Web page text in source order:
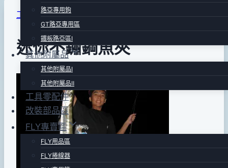
路亞專用鉤
GT路亞專用區
鐵板路亞區Ⅰ
其他附屬品
其他附屬品Ⅰ
其他附屬品Ⅱ
工具零配件
改裝部品區
FLY專賣區
FLY用品區
FLY捲線器
工具零配件
迷你不鏽鋼魚夾
anna
02
06